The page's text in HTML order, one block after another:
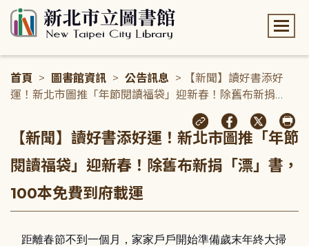
首頁 > 圖書館資訊 > 公告訊息 > 【新聞】讀好書添好
運！新北市圖推「年節閱讀福袋」迎新春！除舊布新捐
【新聞】讀好書添好運！新北市圖推「年節
閱讀福袋」迎新春！除舊布新捐「漂」書，
100本免費到府載運
距離春節不到一個月，家家戶戶開始準備歲末年終大掃